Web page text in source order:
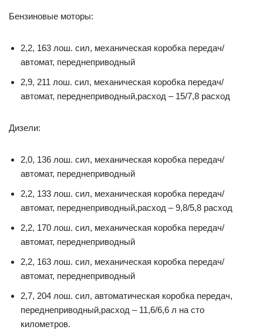
Бензиновые моторы:
2,2, 163 лош. сил, механическая коробка передач/
автомат, переднеприводный
2,9, 211 лош. сил, механическая коробка передач/
автомат, переднеприводный,расход – 15/7,8 расход
Дизели:
2,0, 136 лош. сил, механическая коробка передач/
автомат, переднеприводный
2,2, 133 лош. сил, механическая коробка передач/
автомат, переднеприводный,расход – 9,8/5,8 расход
2,2, 170 лош. сил, механическая коробка передач/
автомат, переднеприводный
2,2, 163 лош. сил, механическая коробка передач/
автомат, переднеприводный
2,7, 204 лош. сил, автоматическая коробка передач,
переднеприводный,расход – 11,6/6,6 л на сто
километров.